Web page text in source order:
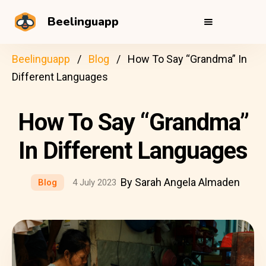
Beelinguapp
Beelinguapp Blog
How To Say “Grandma” In
Different Languages
How To Say “Grandma”
In Different Languages
Blog 4 July 2023 By Sarah Angela Almaden